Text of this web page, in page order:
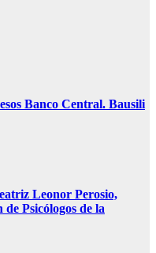
Banco Central. Bausili
Leonor Perosio,
Psicólogos de la